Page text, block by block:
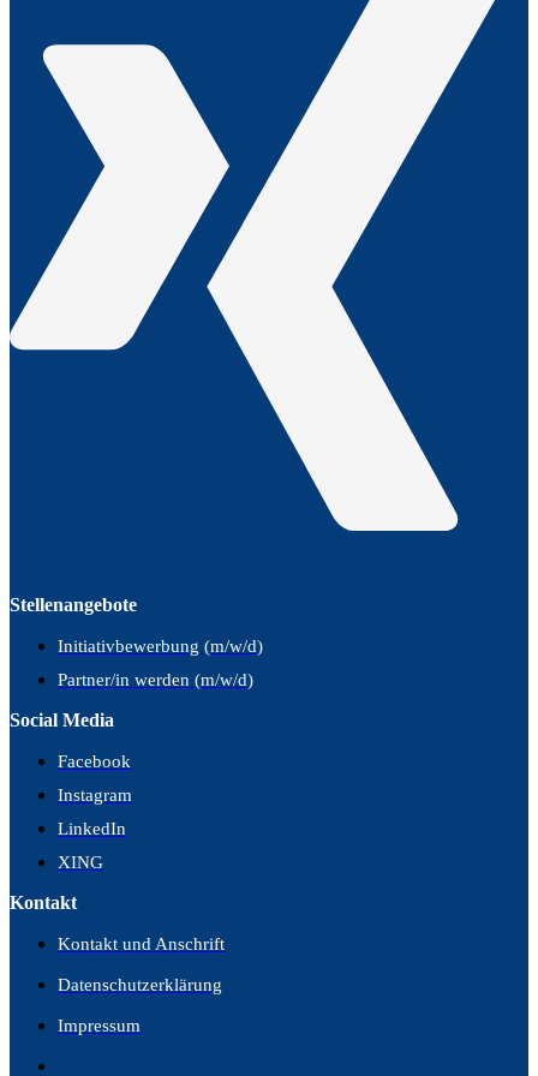
Stellenangebote
Initiativbewerbung (m/w/d)
Partner/in werden (m/w/d)
Social Media
Facebook
Instagram
LinkedIn
XING
Kontakt
Kontakt und Anschrift
Datenschutzerklärung
Impressum